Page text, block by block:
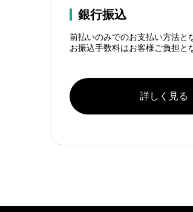
銀行振込
前払いのみでのお支払い方法と
お振込手数料はお客様ご負担と
詳しく見る